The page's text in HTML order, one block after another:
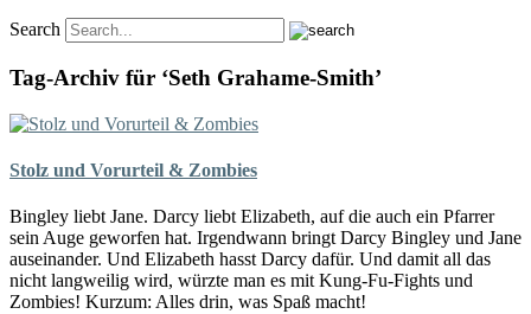
Search
Tag-Archiv für ‘Seth Grahame-Smith’
Stolz und Vorurteil & Zombies
Bingley liebt Jane. Darcy liebt Elizabeth, auf die auch ein Pfarrer
sein Auge geworfen hat. Irgendwann bringt Darcy Bingley und Jane
auseinander. Und Elizabeth hasst Darcy dafür. Und damit all das
nicht langweilig wird, würzte man es mit Kung-Fu-Fights und
Zombies! Kurzum: Alles drin, was Spaß macht!